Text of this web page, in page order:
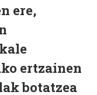
ere,
ertzainen
botatzea